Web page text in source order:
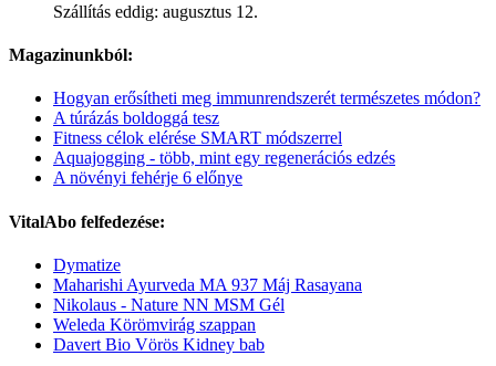
Szállítás eddig: augusztus 12.
Magazinunkból:
Hogyan erősítheti meg immunrendszerét természetes módon?
A túrázás boldoggá tesz
Fitness célok elérése SMART módszerrel
Aquajogging - több, mint egy regenerációs edzés
A növényi fehérje 6 előnye
VitalAbo felfedezése:
Dymatize
Maharishi Ayurveda MA 937 Máj Rasayana
Nikolaus - Nature NN MSM Gél
Weleda Körömvirág szappan
Davert Bio Vörös Kidney bab